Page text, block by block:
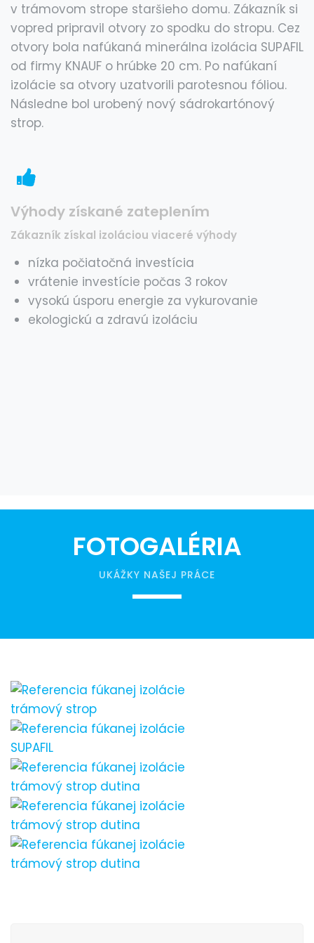
v trámovom strope staršieho domu. Zákazník si
vopred pripravil otvory zo spodku do stropu. Cez
otvory bola nafúkaná minerálna izolácia SUPAFIL
od firmy KNAUF o hrúbke 20 cm. Po nafúkaní
izolácie sa otvory uzatvorili parotesnou fóliou.
Následne bol urobený nový sádrokartónový
strop.
Výhody získané zateplením
Zákazník získal izoláciou viaceré výhody
nízka počiatočná investícia
vrátenie investície počas 3 rokov
vysokú úsporu energie za vykurovanie
ekologickú a zdravú izoláciu
FOTOGALÉRIA
UKÁŽKY NAŠEJ PRÁCE